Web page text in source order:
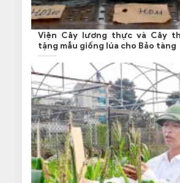
Viện Cây lương thực và Cây
tặng mẫu giống lúa cho Bảo tàng